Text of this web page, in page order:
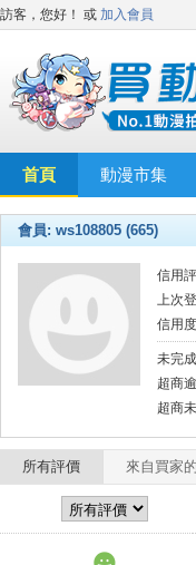
訪客，您好！ 或 加入會員
首頁 動漫市集
會員: ws108805 (665)
信用
上次
信用
未完
超商
超商
所有評價 來自買家